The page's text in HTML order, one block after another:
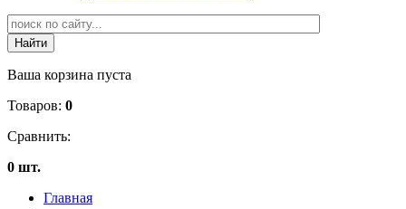
Ваша корзина пуста
Товаров: 0
Сравнить:
0 шт.
Главная